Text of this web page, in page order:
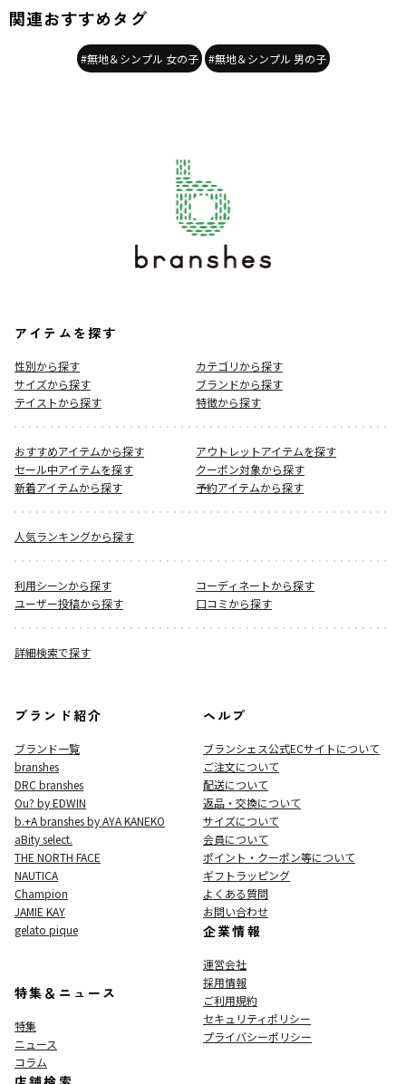
関連おすすめタグ
#無地＆シンプル 女の子 #無地＆シンプル 男の子
アイテムを探す
性別から探す
カテゴリから探す
サイズから探す
ブランドから探す
テイストから探す
特徴から探す
おすすめアイテムから探す
アウトレットアイテムを探す
セール中アイテムを探す
クーポン対象から探す
新着アイテムから探す
予約アイテムから探す
人気ランキングから探す
利用シーンから探す
コーディネートから探す
ユーザー投稿から探す
口コミから探す
詳細検索で探す
ブランド紹介
ブランド一覧
branshes
DRC branshes
Ou? by EDWIN
b.+A branshes by AYA KANEKO
aBity select.
THE NORTH FACE
NAUTICA
Champion
JAMIE KAY
gelato pique
特集＆ニュース
特集
ニュース
コラム
ヘルプ
ブランシェス公式ECサイトについて
ご注文について
配送について
返品・交換について
サイズについて
会員について
ポイント・クーポン等について
ギフトラッピング
よくある質問
お問い合わせ
企業情報
運営会社
採用情報
ご利用規約
セキュリティポリシー
プライバシーポリシー